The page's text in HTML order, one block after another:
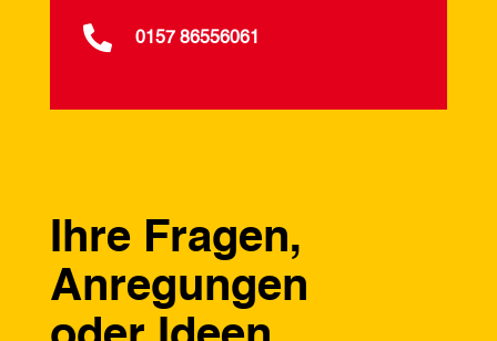
 0157 86556061
Ihre Fragen,
Anregungen